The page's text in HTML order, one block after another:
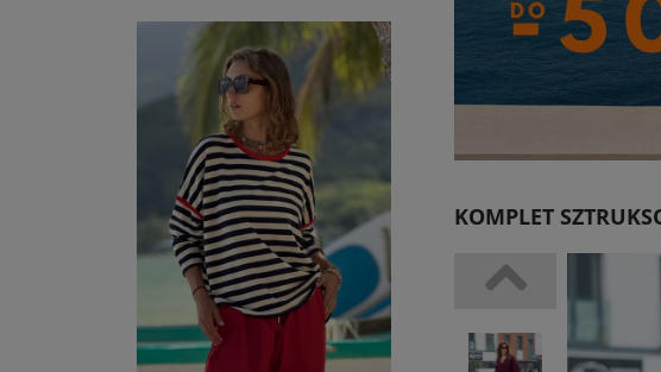
KOMPLET